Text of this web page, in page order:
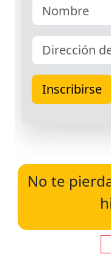
No te